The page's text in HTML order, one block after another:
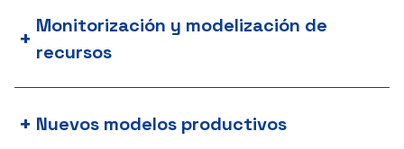
+ Monitorización y modelización de
recursos
+ Nuevos modelos productivos